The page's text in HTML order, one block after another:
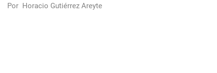
Por Horacio Gutiérrez Areyte